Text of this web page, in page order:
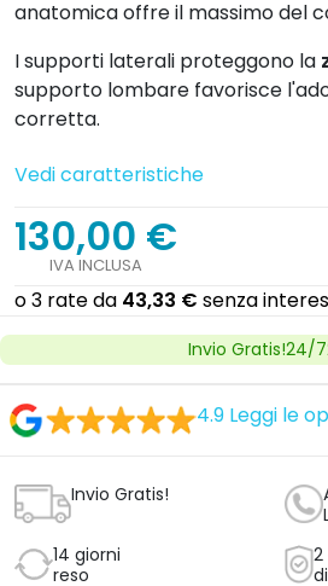
Schienale relax
viscoelastica
Riferimento
significativamente la
I supporti laterali proteggono la
supporto lombare favorisce